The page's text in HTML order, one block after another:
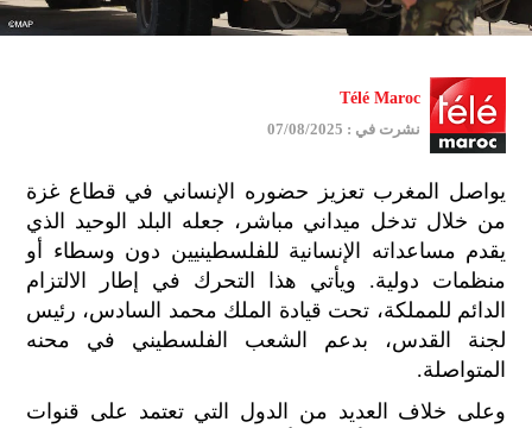
Télé Maroc
نشرت في : 07/08/2025
يواصل المغرب تعزيز حضوره الإنساني في قطاع غزة
من خلال تدخل ميداني مباشر، جعله البلد الوحيد الذي
يقدم مساعداته الإنسانية للفلسطينيين دون وسطاء أو
منظمات دولية. ويأتي هذا التحرك في إطار الالتزام
الدائم للمملكة، تحت قيادة الملك محمد السادس، رئيس
لجنة القدس، بدعم الشعب الفلسطيني في محنه
المتواصلة.
وعلى خلاف العديد من الدول التي تعتمد على قنوات